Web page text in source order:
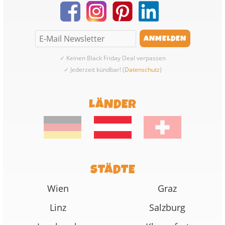
✓ Keinen Black Friday Deal verpassen
✓ Jederzeit kündbar! (Datenschutz)
LÄNDER
STÄDTE
Wien
Graz
Linz
Salzburg